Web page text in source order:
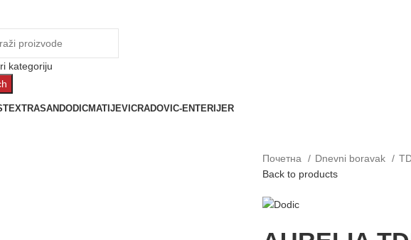
kategoriju
EXTRASANDODICMATIJEVICRADOVIC-ENTERIJER
Почетна Dnevni boravak
Back to products